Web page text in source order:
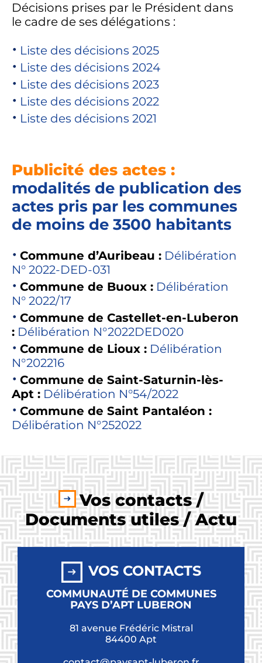
Décisions prises par le Président dans
le cadre de ses délégations :
Liste des décisions 2025
Liste des décisions 2024
Liste des décisions 2023
Liste des décisions 2022
Liste des décisions 2021
Publicité des actes :
modalités de publication des
actes pris par les communes
de moins de 3500 habitants
Commune d’Auribeau : Délibération
N° 2022-DED-031
Commune de Buoux : Délibération
N° 2022/17
Commune de Castellet-en-Luberon
: Délibération N°2022DED020
Commune de Lioux : Délibération
N°202216
Commune de Saint-Saturnin-lès-
Apt : Délibération N°54/2022
Commune de Saint Pantaléon :
Délibération N°252022
Vos contacts /
Documents utiles / Actu
VOS CONTACTS
COMMUNAUTÉ DE COMMUNES
PAYS D’APT LUBERON
81 avenue Frédéric Mistral
84400 Apt